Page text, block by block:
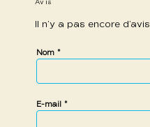
Avis
Il n’y a pas encore d’avis.
Nom *
E-mail *